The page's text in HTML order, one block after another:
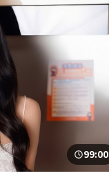
99:00